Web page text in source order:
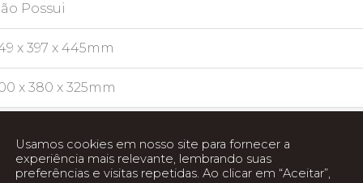
Possui
x 397 x 445mm
x 380 x 325mm
Profile
Usamos cookies em nosso site para fornecer a
experiência mais relevante, lembrando suas
preferências e visitas repetidas. Ao clicar em “Aceitar”,